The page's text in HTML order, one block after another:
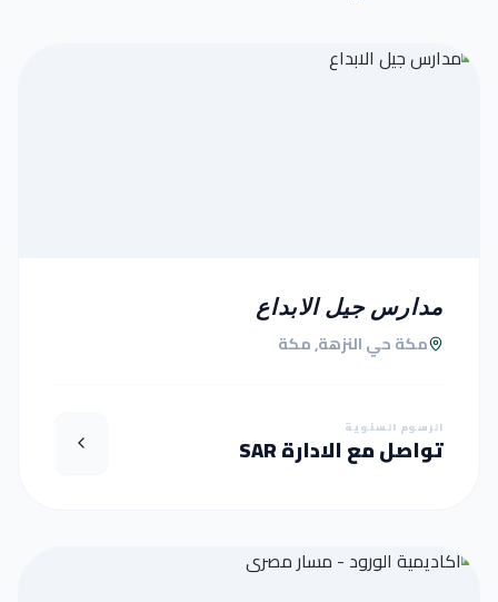
مدارس جيل الابداع
مكة حي النزهة, مكة
الرسوم السنوية
تواصل مع الادارة SAR